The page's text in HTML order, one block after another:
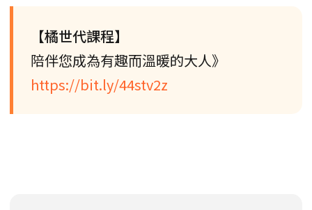
【橘世代課程】
陪伴您成為有趣而溫暖的大人》
https://bit.ly/44stv2z